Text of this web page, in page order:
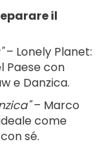
il
– Lonely Planet:
Paese con
e Danzica.
– Marco
come
sé.